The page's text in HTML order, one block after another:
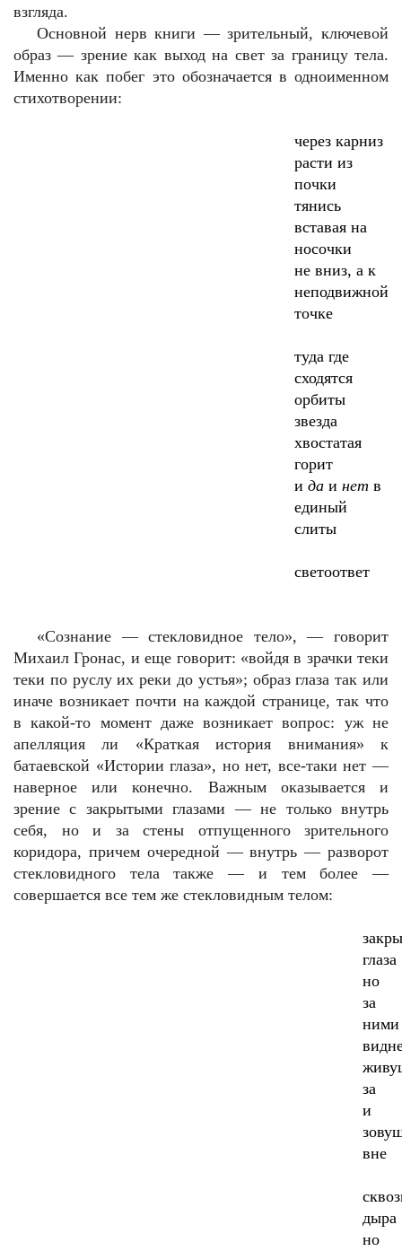
взгляда.
Основной нерв книги — зрительный, ключевой
образ — зрение как выход на свет за границу тела.
Именно как побег это обозначается в одноименном
стихотворении:
через карниз
расти из
почки
тянись
вставая на
носочки
не вниз, а к
неподвижной
точке
туда где
сходятся
орбиты
звезда
хвостатая
горит
и да инет в
единый
слиты
светоответ
«Сознание — стекловидное тело», — говорит
Михаил Гронас, и еще говорит: «войдя в зрачки теки
теки по руслу их реки до устья»; образ глаза так или
иначе возникает почти на каждой странице, так что
в какой-то момент даже возникает вопрос: уж не
апелляция ли «Краткая история внимания» к
батаевской «Истории глаза», но нет, все-таки нет —
наверное или конечно. Важным оказывается и
зрение с закрытыми глазами — не только внутрь
себя, но и за стены отпущенного зрительного
коридора, причем очередной — внутрь — разворот
стекловидного тела также — и тем более —
совершается все тем же стекловидным телом:
глаза
но
за
ними
за
и
вне
дыра
но